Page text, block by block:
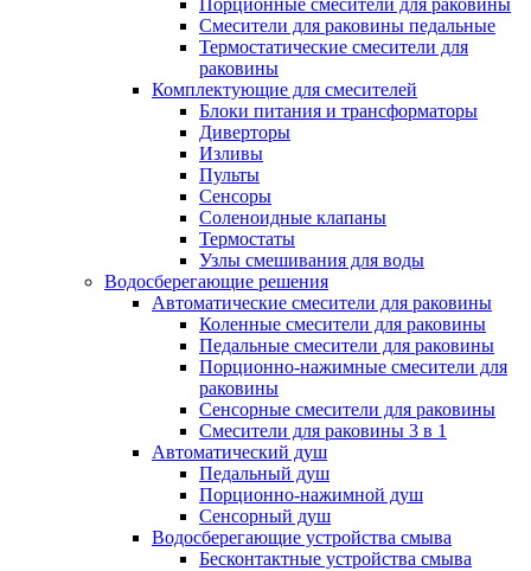
Порционные смесители для раковины
Смесители для раковины педальные
Термостатические смесители для
раковины
Комплектующие для смесителей
Блоки питания и трансформаторы
Диверторы
Изливы
Пульты
Сенсоры
Соленоидные клапаны
Термостаты
Узлы смешивания для воды
Водосберегающие решения
Автоматические смесители для раковины
Коленные смесители для раковины
Педальные смесители для раковины
Порционно-нажимные смесители для
раковины
Сенсорные смесители для раковины
Смесители для раковины 3 в 1
Автоматический душ
Педальный душ
Порционно-нажимной душ
Сенсорный душ
Водосберегающие устройства смыва
Бесконтактные устройства смыва